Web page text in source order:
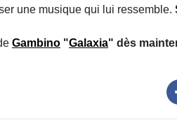
une musique qui lui ressemble.
Gambino "Galaxia" dès